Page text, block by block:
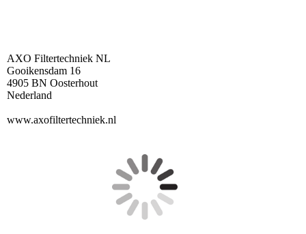
AXO Filtertechniek NL
Gooikensdam 16
4905 BN Oosterhout
Nederland
www.axofiltertechniek.nl